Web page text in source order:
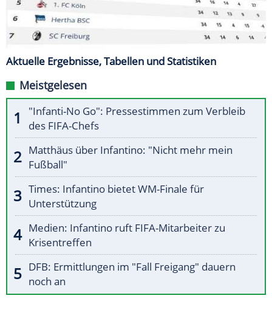
Aktuelle Ergebnisse, Tabellen und Statistiken
Meistgelesen
"Infanti-No Go": Pressestimmen zum Verbleib
des FIFA-Chefs
Matthäus über Infantino: "Nicht mehr mein
Fußball"
Times: Infantino bietet WM-Finale für
Unterstützung
Medien: Infantino ruft FIFA-Mitarbeiter zu
Krisentreffen
DFB: Ermittlungen im "Fall Freigang" dauern
noch an